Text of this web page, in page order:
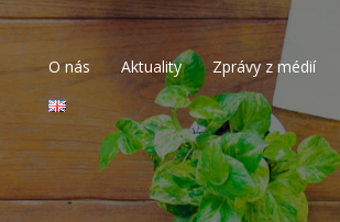
O nás Aktuality Zprávy z médií